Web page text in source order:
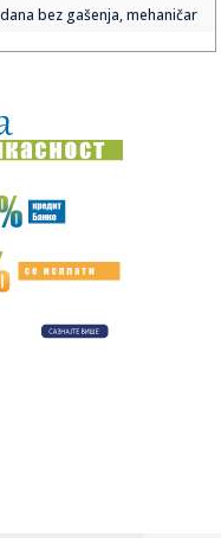
bez gašenja, mehaničar
...
oko četiri sata
direktora: Milija Vojinović